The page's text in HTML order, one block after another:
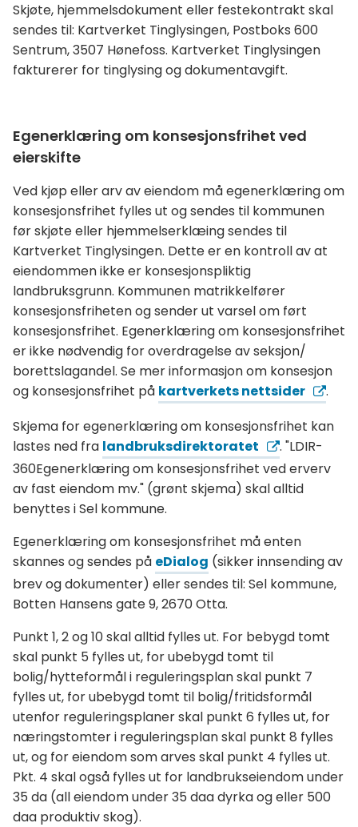
Skjøte, hjemmelsdokument eller festekontrakt skal
sendes til: Kartverket Tinglysingen, Postboks 600
Sentrum, 3507 Hønefoss. Kartverket Tinglysingen
fakturerer for tinglysing og dokumentavgift.
Egenerklæring om konsesjonsfrihet ved
eierskifte
Ved kjøp eller arv av eiendom må egenerklæring om
konsesjonsfrihet fylles ut og sendes til kommunen
før skjøte eller hjemmelserklæing sendes til
Kartverket Tinglysingen. Dette er en kontroll av at
eiendommen ikke er konsesjonspliktig
landbruksgrunn. Kommunen matrikkelfører
konsesjonsfriheten og sender ut varsel om ført
konsesjonsfrihet. Egenerklæring om konsesjonsfrihet
er ikke nødvendig for overdragelse av seksjon/
borettslagandel. Se mer informasjon om konsesjon
og konsesjonsfrihet på kartverkets nettsider
.
Skjema for egenerklæring om konsesjonsfrihet kan
lastes ned fra landbruksdirektoratet
. "LDIR-
360Egenerklæring om konsesjonsfrihet ved erverv
av fast eiendom mv." (grønt skjema) skal alltid
benyttes i Sel kommune.
Egenerklæring om konsesjonsfrihet må enten
skannes og sendes på eDialog (sikker innsending av
brev og dokumenter) eller sendes til: Sel kommune,
Botten Hansens gate 9, 2670 Otta.
Punkt 1, 2 og 10 skal alltid fylles ut. For bebygd tomt
skal punkt 5 fylles ut, for ubebygd tomt til
bolig/hytteformål i reguleringsplan skal punkt 7
fylles ut, for ubebygd tomt til bolig/fritidsformål
utenfor reguleringsplaner skal punkt 6 fylles ut, for
næringstomter i reguleringsplan skal punkt 8 fylles
ut, og for eiendom som arves skal punkt 4 fylles ut.
Pkt. 4 skal også fylles ut for landbrukseiendom under
35 da (all eiendom under 35 daa dyrka og eller 500
daa produktiv skog).